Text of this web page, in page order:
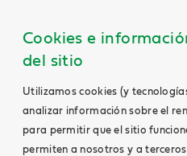
Cookies e
del sitio
Utilizamos cookies (y
analizar información sobre el
para permitir que el sitio
permiten a nosotros y a